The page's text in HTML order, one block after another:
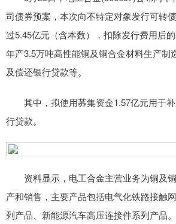
司债券预案，本次向不特定对象发行可转
过5.45亿元（含本数），扣除发行费用后
年产3.5万吨高性能铜及铜合金材料生产制
及偿还银行贷款等。
其中，拟使用募集资金1.57亿元用于补
行贷款。
资料显示，电工合金主营业务为铜及
产和销售，主要产品包括电气化铁路接触
列产品、新能源汽车高压连接件系列产品。